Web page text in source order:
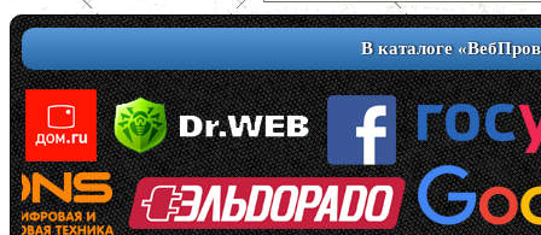
В каталоге